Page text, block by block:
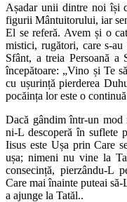
Așadar unii dintre noi își
figurii Mântuitorului, iar
El se referă. Avem și o
mistici, rugători, care s-
Sfânt, a treia Persoană
începătoare: „Vino și Te
cu ușurință pierderea
pocăința lor este o
Dacă gândim într-un
ni-L descoperă în suflete
Iisus este Ușa prin Care
ușa; nimeni nu vine la
consecință, pierzându-L
Care mai înainte puteai
a ajunge la Tatăl..